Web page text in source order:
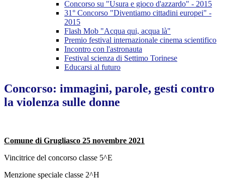
Concorso su "Usura e gioco d'azzardo" - 2015
31° Concorso "Diventiamo cittadini europei" -
2015
Flash Mob "Acqua qui, acqua là"
Premio festival internazionale cinema scientifico
Incontro con l'astronauta
Festival scienza di Settimo Torinese
Educarsi al futuro
Concorso: immagini, parole, gesti contro
la violenza sulle donne
Comune di Grugliasco 25 novembre 2021
Vincitrice del concorso classe 5^E
Menzione speciale classe 2^H